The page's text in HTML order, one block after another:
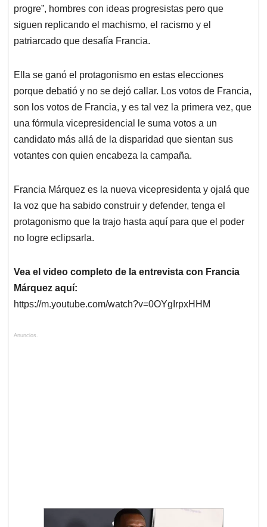
progre”, hombres con ideas progresistas pero que
siguen replicando el machismo, el racismo y el
patriarcado que desafía Francia.
Ella se ganó el protagonismo en estas elecciones
porque debatió y no se dejó callar. Los votos de Francia,
son los votos de Francia, y es tal vez la primera vez, que
una fórmula vicepresidencial le suma votos a un
candidato más allá de la disparidad que sientan sus
votantes con quien encabeza la campaña.
Francia Márquez es la nueva vicepresidenta y ojalá que
la voz que ha sabido construir y defender, tenga el
protagonismo que la trajo hasta aquí para que el poder
no logre eclipsarla.
Vea el video completo de la entrevista con Francia
Márquez aquí:
https://m.youtube.com/watch?v=0OYgIrpxHHM
Anuncios.